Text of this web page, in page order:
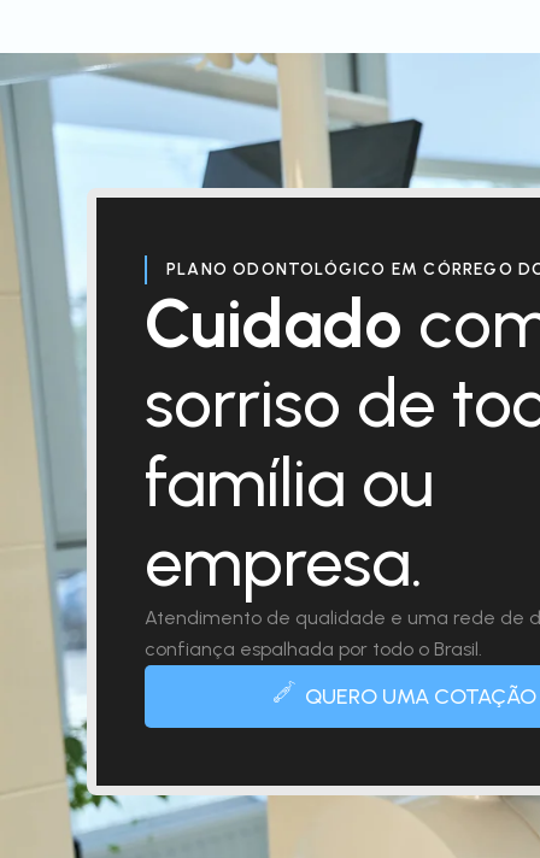
PLANO ODONTOLÓGICO EM CÓRREGO
Cuidado
sorriso de
família ou
empresa.
Atendimento de qualidade e uma rede de
confiança espalhada por todo o Brasil.
QUERO UMA COTAÇÃO